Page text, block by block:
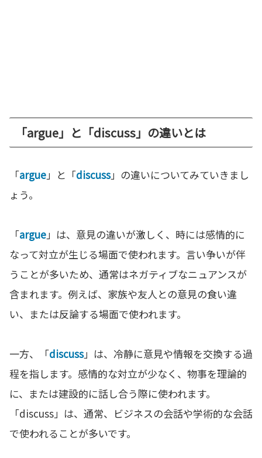
「argue」と「discuss」の違いとは
「argue」と「discuss」の違いについてみていきまし
ょう。
「argue」は、意見の違いが激しく、時には感情的に
なって対立が生じる場面で使われます。言い争いが伴
うことが多いため、通常はネガティブなニュアンスが
含まれます。例えば、家族や友人との意見の食い違
い、または反論する場面で使われます。
一方、「discuss」は、冷静に意見や情報を交換する過
程を指します。感情的な対立が少なく、物事を理論的
に、または建設的に話し合う際に使われます。
「discuss」は、通常、ビジネスの会話や学術的な会話
で使われることが多いです。